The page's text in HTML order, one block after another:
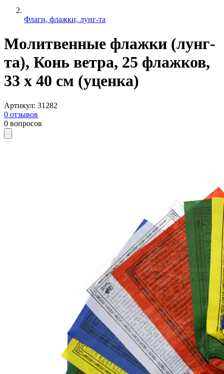
Флаги, флажки, лунг-та
Молитвенные флажки (лунг-
та), Конь ветра, 25 флажков,
33 x 40 см (уценка)
Артикул: 31282
0 отзывов
0 вопросов